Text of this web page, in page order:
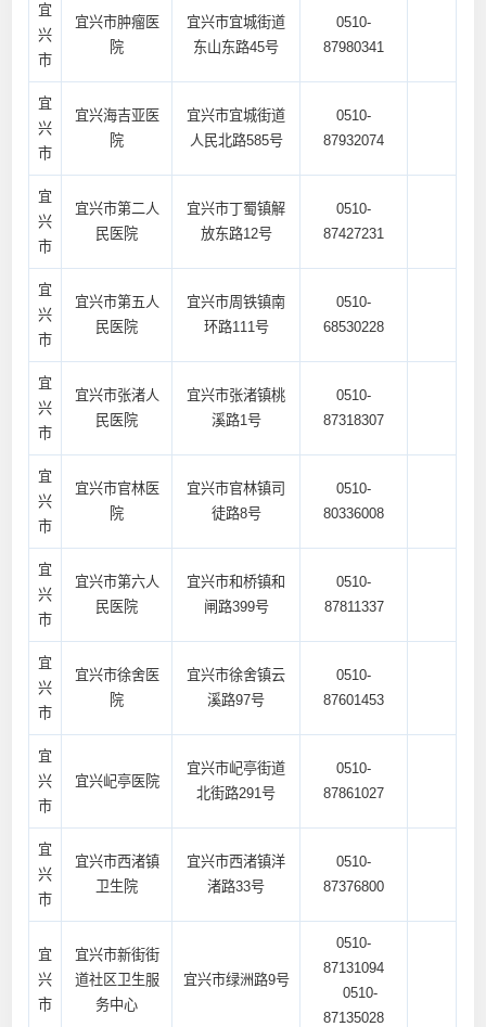
宜
兴
市
宜兴市肿瘤医
院
宜兴市宜城街道
东山东路45号
0510-
87980341
宜
兴
市
宜兴海吉亚医
院
宜兴市宜城街道
人民北路585号
0510-
87932074
宜
兴
市
宜兴市第二人
民医院
宜兴市丁蜀镇解
放东路12号
0510-
87427231
宜
兴
市
宜兴市第五人
民医院
宜兴市周铁镇南
环路111号
0510-
68530228
宜
兴
市
宜兴市张渚人
民医院
宜兴市张渚镇桃
溪路1号
0510-
87318307
宜
兴
市
宜兴市官林医
院
宜兴市官林镇司
徒路8号
0510-
80336008
宜
兴
市
宜兴市第六人
民医院
宜兴市和桥镇和
闸路399号
0510-
87811337
宜
兴
市
宜兴市徐舍医
院
宜兴市徐舍镇云
溪路97号
0510-
87601453
宜
兴
市
宜兴屺亭医院
宜兴市屺亭街道
北街路291号
0510-
87861027
宜
兴
市
宜兴市西渚镇
卫生院
宜兴市西渚镇洋
渚路33号
0510-
87376800
宜
兴
市
宜兴市新街街
道社区卫生服
务中心
宜兴市绿洲路9号
0510-
87131094
0510-
87135028